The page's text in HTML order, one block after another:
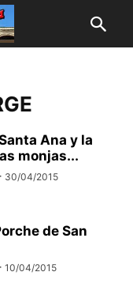
Ana y la
monjas...
30/04/2015
de San
10/04/2015